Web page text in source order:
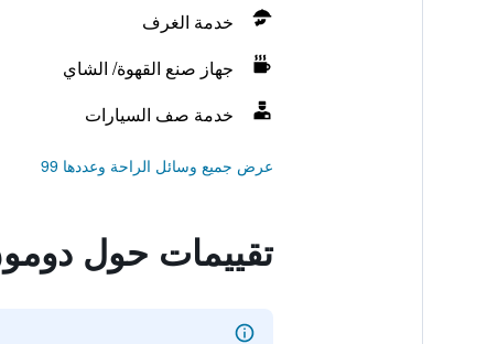
خدمة الغرف
جهاز صنع القهوة/ الشاي
خدمة صف السيارات
عرض جميع وسائل الراحة وعددها 99
تقييمات حول